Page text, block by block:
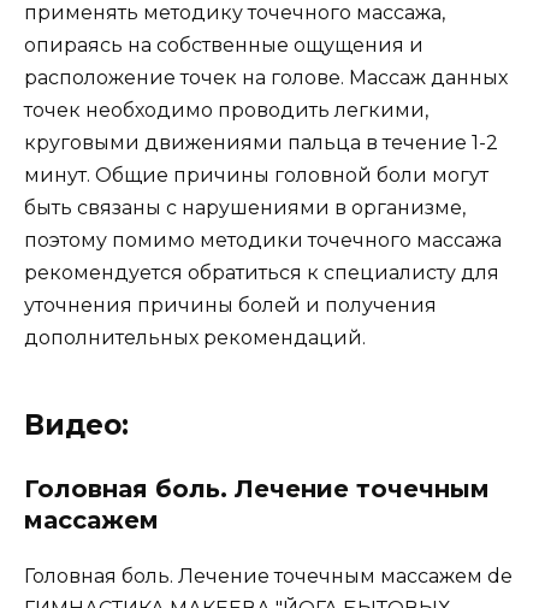
применять методику точечного массажа,
опираясь на собственные ощущения и
расположение точек на голове. Массаж данных
точек необходимо проводить легкими,
круговыми движениями пальца в течение 1-2
минут. Общие причины головной боли могут
быть связаны с нарушениями в организме,
поэтому помимо методики точечного массажа
рекомендуется обратиться к специалисту для
уточнения причины болей и получения
дополнительных рекомендаций.
Видео:
Головная боль. Лечение точечным
массажем
Головная боль. Лечение точечным массажем de